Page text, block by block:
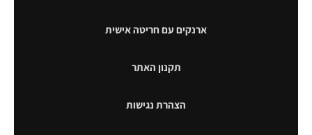
ארנקים עם חריטה אישית
תקנון האתר
הצהרת נגישות